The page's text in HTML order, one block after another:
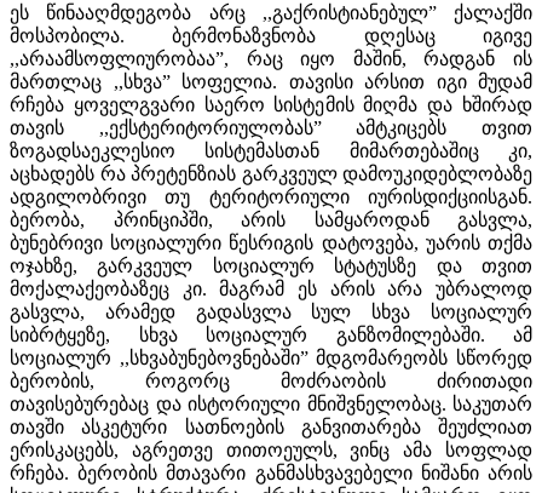
ეს წინააღმდეგობა არც ,,გაქრისტიანებულ” ქალაქში
მოსპობილა. ბერმონაზვნობა დღესაც იგივე
,,არაამსოფლიურობაა”, რაც იყო მაშინ, რადგან ის
მართლაც ,,სხვა” სოფელია. თავისი არსით იგი მუდამ
რჩება ყოველგვარი საერო სისტემის მიღმა და ხშირად
თავის ,,ექსტერიტორიულობას” ამტკიცებს თვით
ზოგადსაეკლესიო სისტემასთან მიმართებაშიც კი,
აცხადებს რა პრეტენზიას გარკვეულ დამოუკიდებლობაზე
ადგილობრივი თუ ტერიტორიული იურისდიქციისგან.
ბერობა, პრინციპში, არის სამყაროდან გასვლა,
ბუნებრივი სოციალური წესრიგის დატოვება, უარის თქმა
ოჯახზე, გარკვეულ სოციალურ სტატუსზე და თვით
მოქალაქეობაზეც კი. მაგრამ ეს არის არა უბრალოდ
გასვლა, არამედ გადასვლა სულ სხვა სოციალურ
სიბრტყეზე, სხვა სოციალურ განზომილებაში. ამ
სოციალურ ,,სხვაბუნებოვნებაში” მდგომარეობს სწორედ
ბერობის, როგორც მოძრაობის ძირითადი
თავისებურებაც და ისტორიული მნიშვნელობაც. საკუთარ
თავში ასკეტური სათნოების განვითარება შეუძლიათ
ერისკაცებს, აგრეთვე თითოეულს, ვინც ამა სოფლად
რჩება. ბერობის მთავარი განმასხვავებელი ნიშანი არის